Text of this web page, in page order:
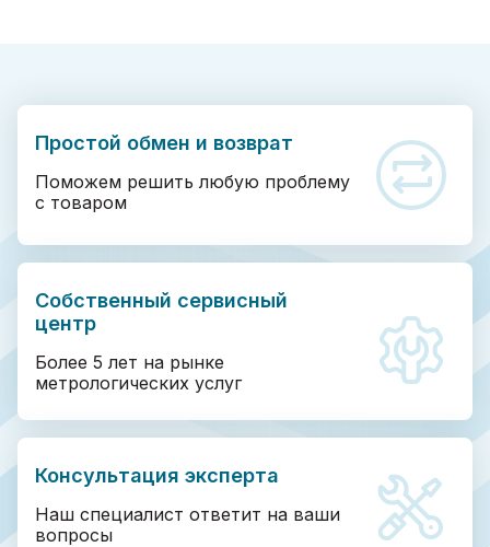
Простой обмен и возврат
Поможем решить любую проблему
с товаром
Собственный сервисный
центр
Более 5 лет на рынке
метрологических услуг
Консультация эксперта
Наш специалист ответит на ваши
вопросы